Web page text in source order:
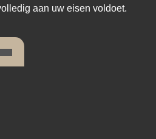
aan uw eisen voldoet.